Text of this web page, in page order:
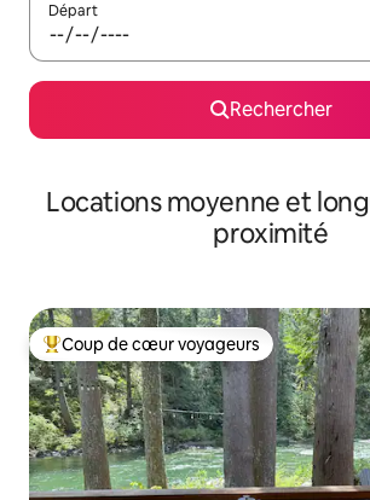
Départ
Rechercher
Locations moyenne et
proximité
Coups de cœur voyageurs les plus
Coup de cœur voyageurs